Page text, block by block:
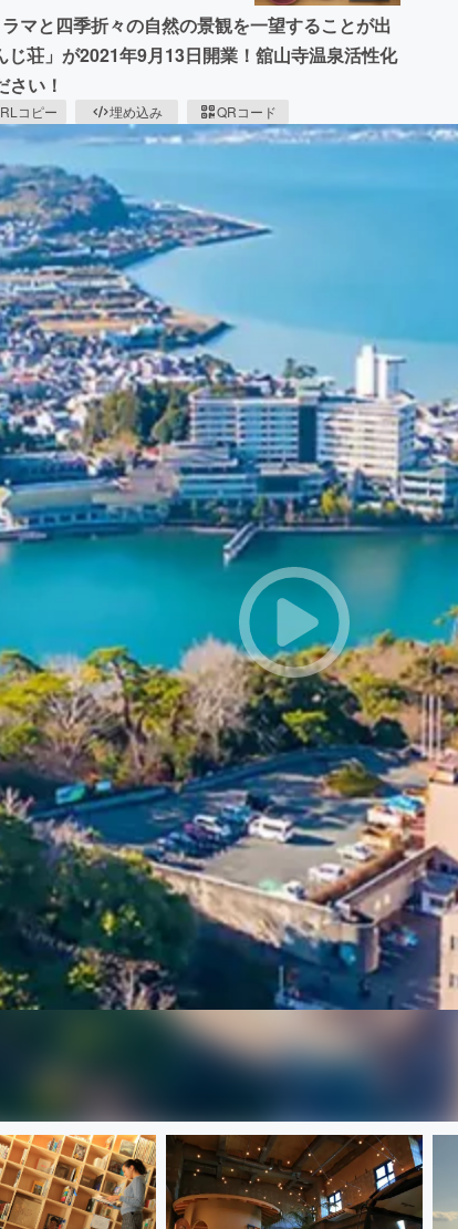
マと四季折々の自然の景観を一望することが出
荘」が2021年9月13日開業！舘山寺温泉活性化
い！
コピー 埋め込み QRコード